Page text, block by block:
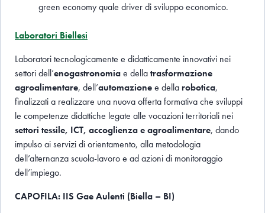
green economy quale driver di sviluppo economico.
Laboratori Biellesi
Laboratori tecnologicamente e didatticamente innovativi nei
settori dell’enogastronomiae dellatrasformazione
agroalimentare, dell’automazionee della robotica,
finalizzati a realizzare una nuova offerta formativa che sviluppi
le competenze didattiche legate alle vocazioni territoriali nei
settori tessile, ICT, accoglienza e agroalimentare, dando
impulso ai servizi di orientamento, alla metodologia
dell’alternanza scuola-lavoro e ad azioni di monitoraggio
dell’impiego.
CAPOFILA: IIS Gae Aulenti (Biella – BI)